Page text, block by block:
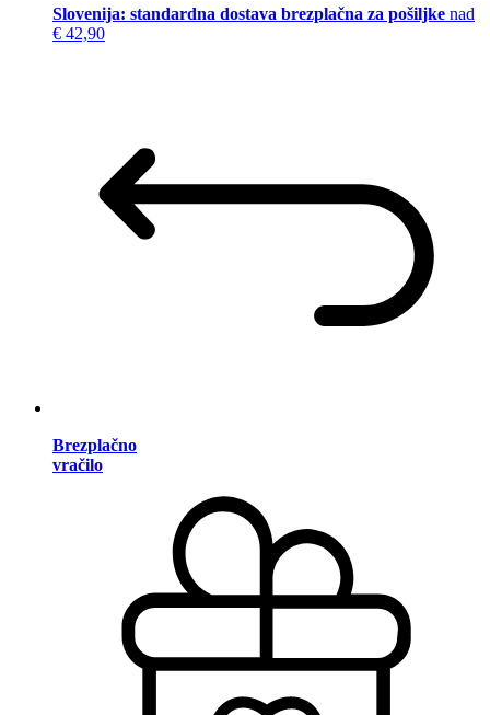
Slovenija: standardna dostava brezplačna za pošiljke nad
€ 42,90
Brezplačno
vračilo